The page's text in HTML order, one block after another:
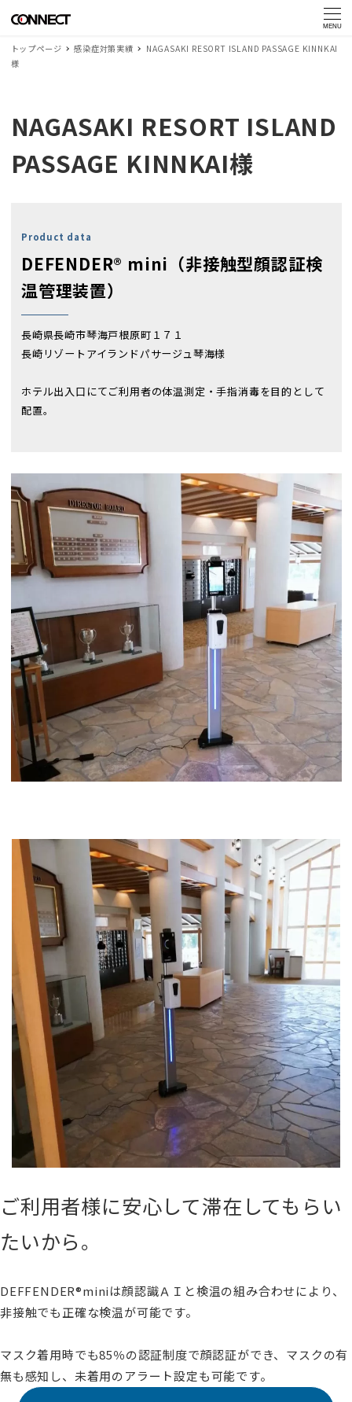
MENU
トップページ 感染症対策実績
NAGASAKI RESORT ISLAND PASSAGE KINNKAI
様
NAGASAKI RESORT ISLAND
PASSAGE KINNKAI様
Product data
DEFENDER® mini（非接触型顔認証検
温管理装置）
長崎県長崎市琴海戸根原町１７１
長崎リゾートアイランドパサージュ琴海様
ホテル出入口にてご利用者の体温測定・手指消毒を目的として
配置。
ご利用者様に安心して滞在してもらい
たいから。
DEFFENDER®miniは顔認識ＡＩと検温の組み合わせにより、
非接触でも正確な検温が可能です。
マスク着用時でも85％の認証制度で顔認証ができ、マスクの有
無も感知し、未着用のアラート設定も可能です。